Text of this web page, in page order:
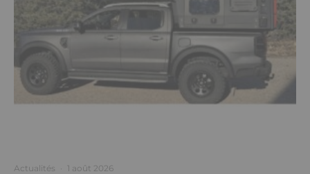
Actualités · 1 août 2026